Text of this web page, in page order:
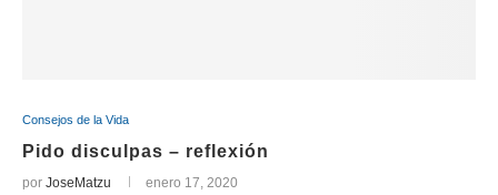
Consejos de la Vida
Pido disculpas – reflexión
por JoseMatzu enero 17, 2020